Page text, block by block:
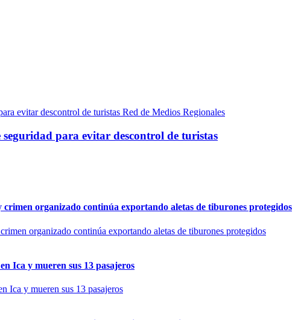
Red de Medios Regionales
para evitar descontrol de turistas
organizado continúa exportando aletas de tiburones protegidos
Ica y mueren sus 13 pasajeros